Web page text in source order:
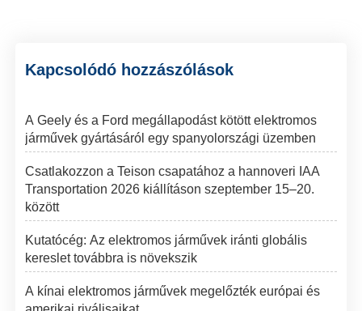
Kapcsolódó hozzászólások
A Geely és a Ford megállapodást kötött elektromos
járművek gyártásáról egy spanyolországi üzemben
Csatlakozzon a Teison csapatához a hannoveri IAA
Transportation 2026 kiállításon szeptember 15–20.
között
Kutatócég: Az elektromos járművek iránti globális
kereslet továbbra is növekszik
A kínai elektromos járművek megelőzték európai és